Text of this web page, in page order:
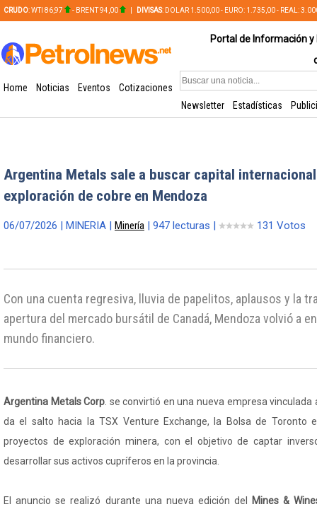
CRUDO: WTI 86,97 - BRENT 94,00 DIVISAS: DOLAR 1.500,00 - EURO: 1.735,00 - REAL:
Portal de Información
Home Noticias Eventos
Cotizaciones
Newsletter
Estadísticas
Argentina Metals sale a buscar capital
exploración de cobre en Mendoza
06/07/2026 | MINERIA | Minería | 947 lecturas | 131 Votos
Con una cuenta regresiva, lluvia de papelitos, aplausos y la
apertura del mercado bursátil de Canadá, Mendoza volvió a
mundo financiero.
Argentina Metals Corp . se convirtió en una nueva empresa
da el salto hacia la TSX Venture Exchange, la Bolsa de Toronto
proyectos de exploración minera, con el objetivo de captar
desarrollar sus activos cupríferos en la provincia.
El anuncio se realizó durante una nueva edición del
Mines &